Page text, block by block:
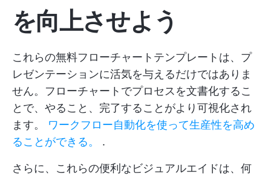
を向上させよう
これらの無料フローチャートテンプレートは、プ
レゼンテーションに活気を与えるだけではありま
せん。フローチャートでプロセスを文書化するこ
とで、やること、完了することがより可視化され
ます。 ワークフロー自動化を使って生産性を高め
ることができる。
.
さらに、これらの便利なビジュアルエイドは、何